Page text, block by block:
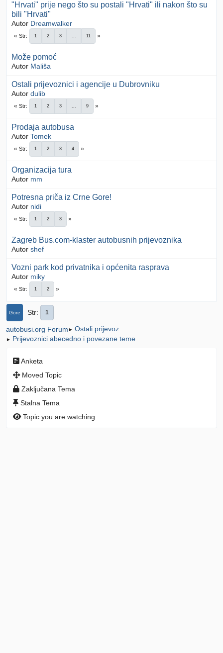
"Hrvati" prije nego što su postali "Hrvati" ili nakon što su
bili "Hrvati"
Autor Dreamwalker
Str 1 2 3 ... 11
Može pomoć
Autor Mališa
Ostali prijevoznici i agencije u Dubrovniku
Autor dulib
Str 1 2 3 ... 9
Prodaja autobusa
Autor Tomek
Str 1 2 3 4
Organizacija tura
Autor mm
Potresna priča iz Crne Gore!
Autor nidi
Str 1 2 3
Zagreb Bus.com-klaster autobusnih prijevoznika
Autor shef
Vozni park kod privatnika i općenita rasprava
Autor miky
Str 1 2
Gore Str 1
autobusi.org Forum ► Ostali prijevoz
► Prijevoznici abecedno i povezane teme
Anketa
Moved Topic
Zaključana Tema
Stalna Tema
Topic you are watching